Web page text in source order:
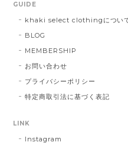
GUIDE
khaki select clothingについ
BLOG
MEMBERSHIP
お問い合わせ
プライバシーポリシー
特定商取引法に基づく表記
LINK
Instagram